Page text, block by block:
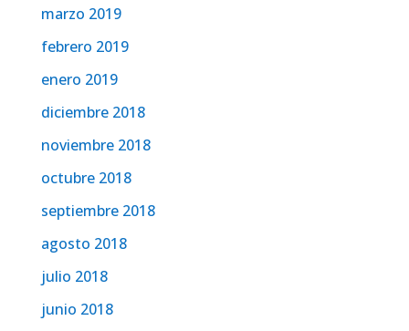
marzo 2019
febrero 2019
enero 2019
diciembre 2018
noviembre 2018
octubre 2018
septiembre 2018
agosto 2018
julio 2018
junio 2018